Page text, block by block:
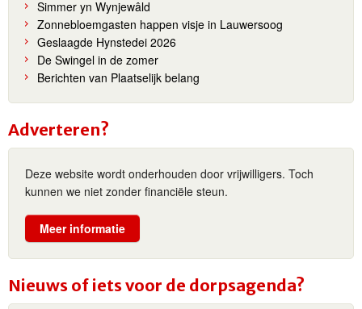
Simmer yn Wynjewâld
Zonnebloemgasten happen visje in Lauwersoog
Geslaagde Hynstedei 2026
De Swingel in de zomer
Berichten van Plaatselijk belang
Adverteren?
Deze website wordt onderhouden door vrijwilligers. Toch
kunnen we niet zonder financiële steun.
Meer informatie
Nieuws of iets voor de dorpsagenda?